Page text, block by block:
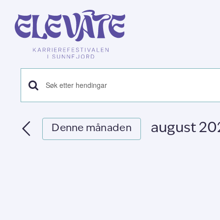
content
Hendingar
og
Skriv
inn
nøkkelord.
Søk
Denne månaden
august